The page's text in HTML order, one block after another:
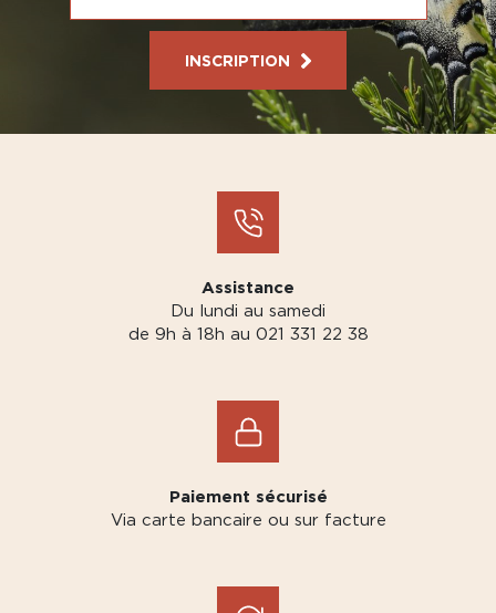
INSCRIPTION
Assistance
Du lundi au samedi
de 9h à 18h au 021 331 22 38
Paiement sécurisé
Via carte bancaire ou sur facture